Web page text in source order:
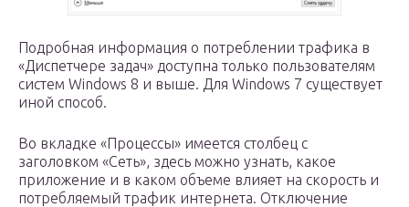
Подробная информация о потреблении трафика в
«Диспетчере задач» доступна только пользователям
систем Windows 8 и выше. Для Windows 7 существует
иной способ.
Во вкладке «Процессы» имеется столбец с
заголовком «Сеть», здесь можно узнать, какое
приложение и в каком объеме влияет на скорость и
потребляемый трафик интернета. Отключение